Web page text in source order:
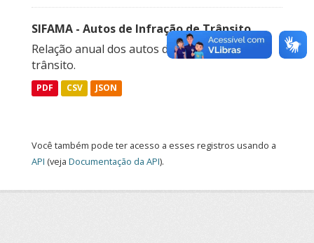
SIFAMA - Autos de Infração de Trânsito
Relação anual dos autos de infração de
trânsito.
PDF CSV JSON
Você também pode ter acesso a esses registros usando a
API (veja Documentação da API).